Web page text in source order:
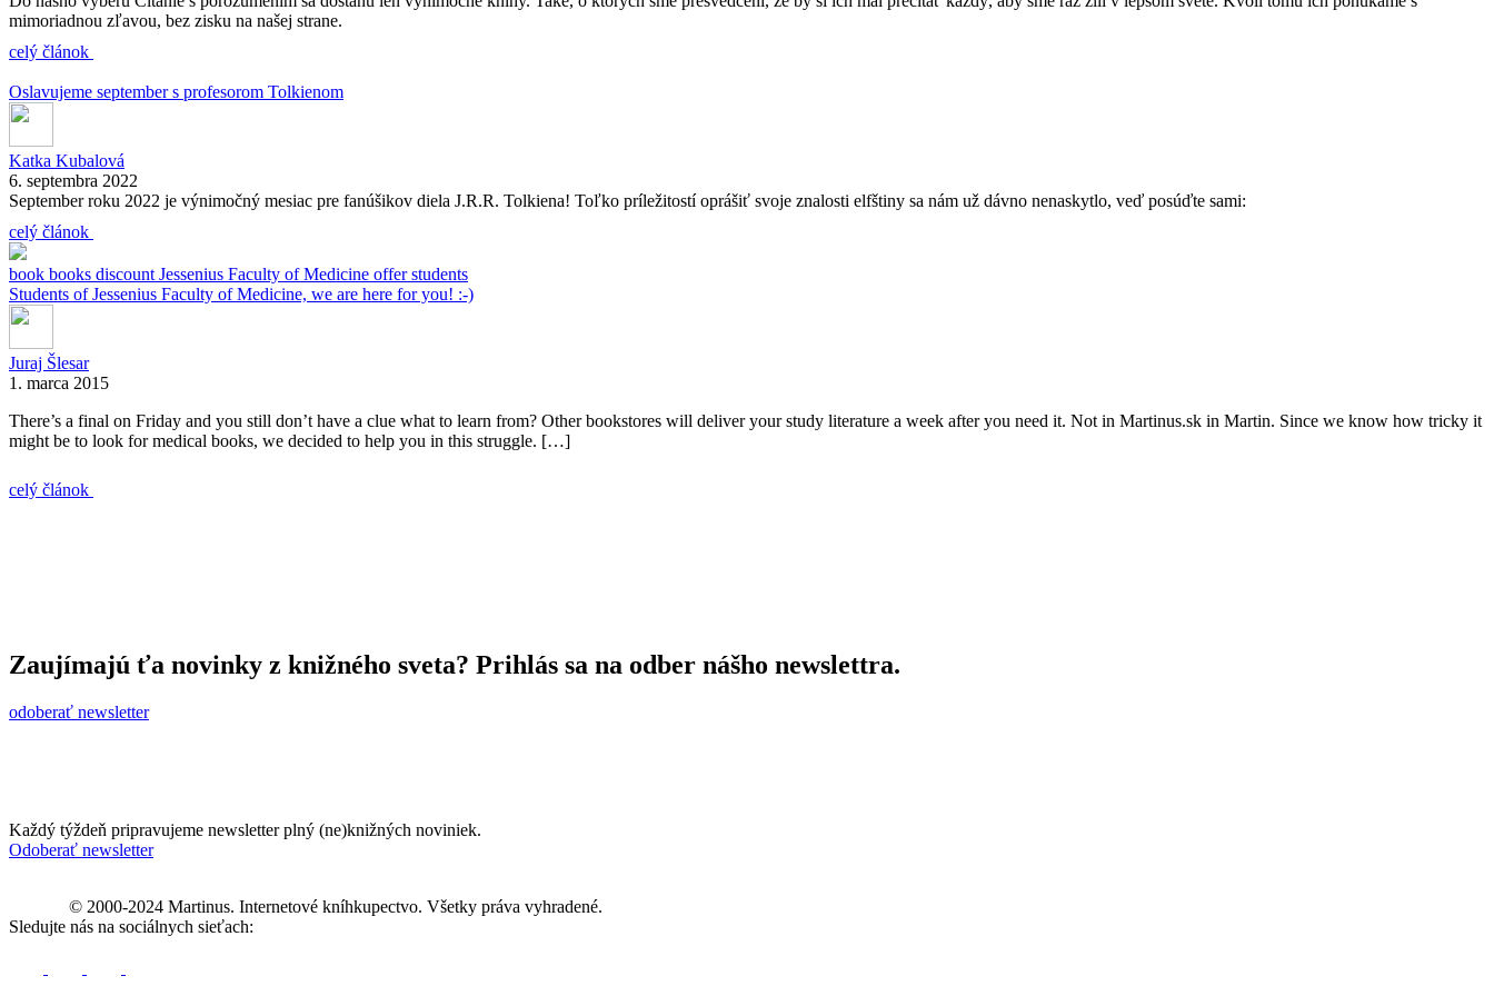
mimoriadnou zľavou, bez zisku na našej strane.
celý článok
Oslavujeme september s profesorom Tolkienom
Katka Kubalová
6. septembra 2022
September roku 2022 je výnimočný mesiac pre fanúšikov diela J.R.R. Tolkiena! Toľko príležitostí oprášiť svoje znalosti elfštiny sa nám už dávno nenaskytlo, veď posúďte sami:
celý článok
book books discount Jessenius Faculty of Medicine offerstudents
Students of Jessenius Faculty of Medicine, we are here for you! :-)
Juraj Šlesar
1. marca 2015
There’s a final on Friday and you still don’t have a clue what to learn from? Other bookstores will deliver your study literature a week after you need it. Not in Martinus.sk in Martin. Since we know how tricky it
might be to look for medical books, we decided to help you in this struggle. […]
celý článok
Zaujímajú ťa novinky z knižného sveta? Prihlás sa na odber nášho newslettra.
odoberať newsletter
Každý týždeň pripravujeme newsletter plný (ne)knižných noviniek.
Odoberať newsletter
© 2000-2024 Martinus. Internetové kníhkupectvo. Všetky práva vyhradené.
Sledujte nás na sociálnych sieťach: